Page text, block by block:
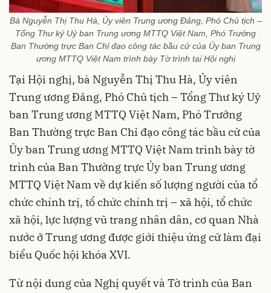
Bà Nguyễn Thị Thu Hà, Ủy viên Trung ương Đảng, Phó Chủ tịch –
Tổng Thư ký Uỷ ban Trung ương MTTQ Việt Nam, Phó Trưởng
Ban Thường trực Ban Chỉ đạo công tác bầu cử của Ủy ban Trung
ương MTTQ Việt Nam trình bày Tờ trình tại Hội nghị
Tại Hội nghị, bà Nguyễn Thị Thu Hà, Ủy viên
Trung ương Đảng, Phó Chủ tịch – Tổng Thư ký Uỷ
ban Trung ương MTTQ Việt Nam, Phó Trưởng
Ban Thường trực Ban Chỉ đạo công tác bầu cử của
Ủy ban Trung ương MTTQ Việt Nam trình bày tờ
trình của Ban Thường trực Ủy ban Trung ương
MTTQ Việt Nam về dự kiến số lượng người của tổ
chức chính trị, tổ chức chính trị – xã hội, tổ chức
xã hội, lực lượng vũ trang nhân dân, cơ quan Nhà
nước ở Trung ương được giới thiệu ứng cử làm đại
biểu Quốc hội khóa XVI.
Từ nội dung của Nghị quyết và Tờ trình của Ban